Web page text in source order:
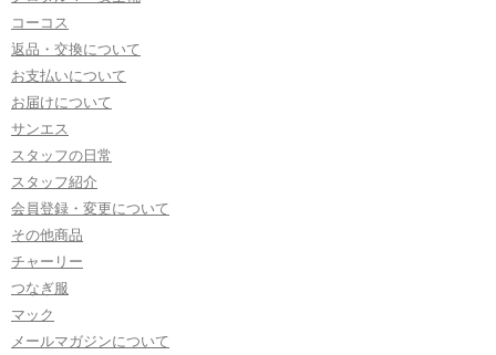
コーコス
返品・交換について
お支払いについて
お届けについて
サンエス
スタッフの日常
スタッフ紹介
会員登録・変更について
その他商品
チャーリー
つなぎ服
マック
メールマガジンについて